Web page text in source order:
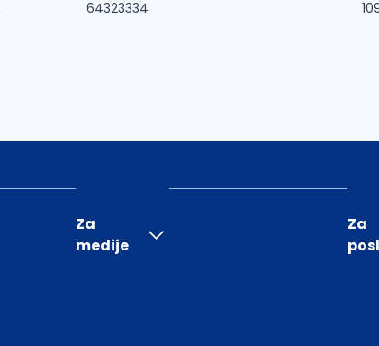
64323334
Za
medije
Za